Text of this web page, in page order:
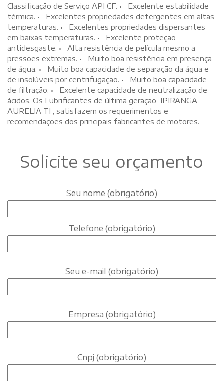
Classificação de Serviço API CF. • Excelente estabilidade
térmica. • Excelentes propriedades detergentes em altas
temperaturas. • Excelentes propriedades dispersantes
em baixas temperaturas. • Excelente proteção
antidesgaste. • Alta resistência de película mesmo a
pressões extremas. • Muito boa resistência em presença
de água. • Muito boa capacidade de separação da água e
de insolúveis por centrifugação. • Muito boa capacidade
de filtração. • Excelente capacidade de neutralização de
ácidos. Os Lubrificantes de última geração IPIRANGA
AURELIA TI , satisfazem os requerimentos e
recomendações dos principais fabricantes de motores.
Solicite seu orçamento
Seu nome (obrigatório)
Telefone (obrigatório)
Seu e-mail (obrigatório)
Empresa (obrigatório)
Cnpj (obrigatório)